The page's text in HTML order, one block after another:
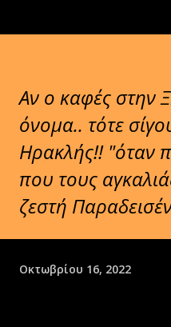
Αν ο καφές στην
όνομα.. τότε
Ηρακλής!! "όταν
που τους
ζεστή
Οκτωβρίου 16, 2022